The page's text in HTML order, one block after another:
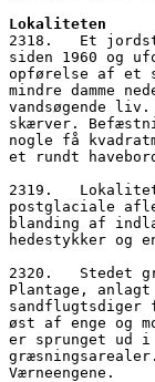
Lokaliteten
2318.   Et
siden 1960 og
opførelse af et
mindre damme
vandsøgende
skærver.
nogle få
et rundt
2319.
postglaciale
blanding af
hedestykker og
2320.   Stedet
Plantage,
sandflugtsdiger
øst af enge og
er sprunget ud i
Værneengene.